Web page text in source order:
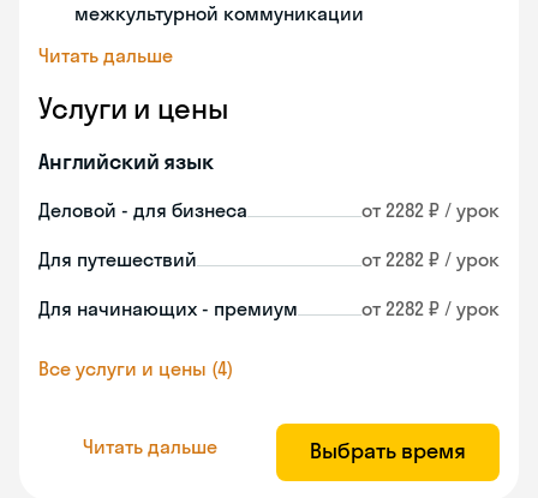
межкультурной коммуникации
Читать дальше
Услуги и цены
Английский язык
Деловой - для бизнеса от 2282 ₽ / урок
Для путешествий от 2282 ₽ / урок
Для начинающих - премиум от 2282 ₽ / урок
Все услуги и цены (4)
Читать дальше Выбрать время